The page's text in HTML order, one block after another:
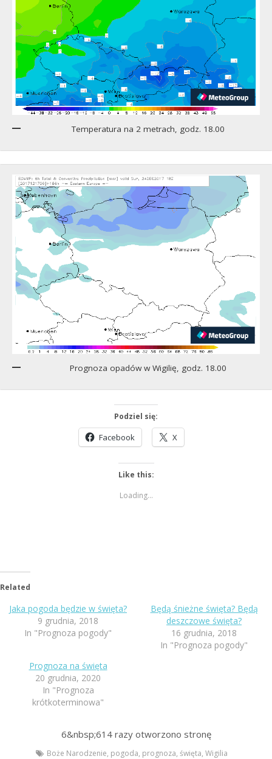
Temperatura na 2 metrach, godz. 18.00
Prognoza opadów w Wigilię, godz. 18.00
Podziel się:
Facebook X
Like this:
Loading...
Related
Jaka pogoda będzie w święta?
9 grudnia, 2018
In "Prognoza pogody"
Będą śnieżne święta? Będą
deszczowe święta?
16 grudnia, 2018
In "Prognoza pogody"
Prognoza na święta
20 grudnia, 2020
In "Prognoza
krótkoterminowa"
6&nbsp;614razy otworzono stronę
Boże Narodzenie, pogoda, prognoza, święta, Wigilia